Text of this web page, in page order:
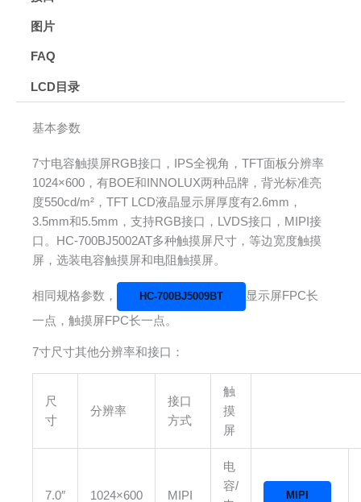
图片
FAQ
LCD目录
基本参数
7寸电容触摸屏RGB接口，IPS全视角，TFT面板分辨率
1024×600，有BOE和INNOLUX两种品牌，背光标准亮
度550cd/m²，TFT LCD液晶显示屏厚度有2.6mm，
3.5mm和5.5mm，支持RGB接口，LVDS接口，MIPI接
口。HC-700BJ5002AT多种触摸屏尺寸，等边宽度触摸
屏，选装电容触摸屏和电阻触摸屏。
相同规格参数， HC-700BJ5009BT
显示屏FPC长
一点，触摸屏FPC长一点。
7寸尺寸其他分辨率和接口：
尺
寸
分辨率
接口
方式
触
摸
屏
7.0″ 1024×600 MIPI
电
容/
MIPI